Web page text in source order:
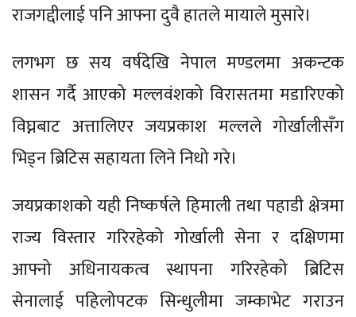
राजगद्दीलाई पनि आफ्ना दुवै हातले मायाले मुसारे।
लगभग छ सय वर्षदेखि नेपाल मण्डलमा अकन्टक
शासन गर्दै आएको मल्लवंशको विरासतमा मडारिएको
विघ्नबाट अत्तालिएर जयप्रकाश मल्लले गोर्खालीसँग
भिड्न ब्रिटिस सहायता लिने निधो गरे।
जयप्रकाशको यही निष्कर्षले हिमाली तथा पहाडी क्षेत्रमा
राज्य विस्तार गरिरहेको गोर्खाली सेना र दक्षिणमा
आफ्नो अधिनायकत्व स्थापना गरिरहेको ब्रिटिस
सेनालाई पहिलोपटक सिन्धुलीमा जम्काभेट गराउन